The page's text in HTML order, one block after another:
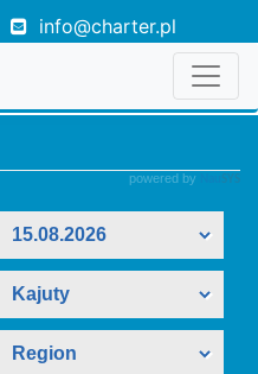
info@charter.pl